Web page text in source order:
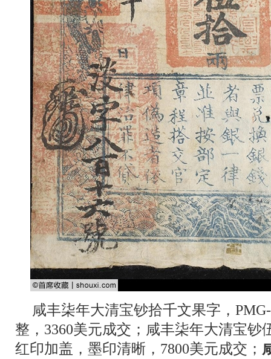
咸丰柒年大清宝钞拾千文果字，
整，3360美元成交；咸丰柒年大清宝钞
红印加盖，墨印清晰，7800美元成交；